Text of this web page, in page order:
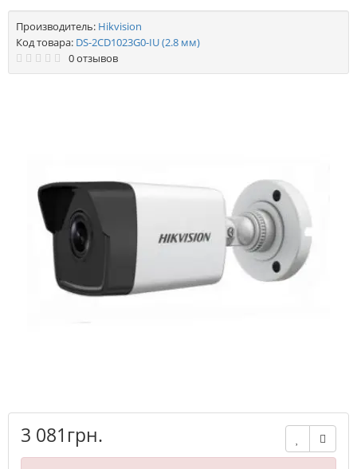
Производитель: Hikvision
Код товара: DS-2CD1023G0-IU (2.8 мм)
0 отзывов
3 081грн.